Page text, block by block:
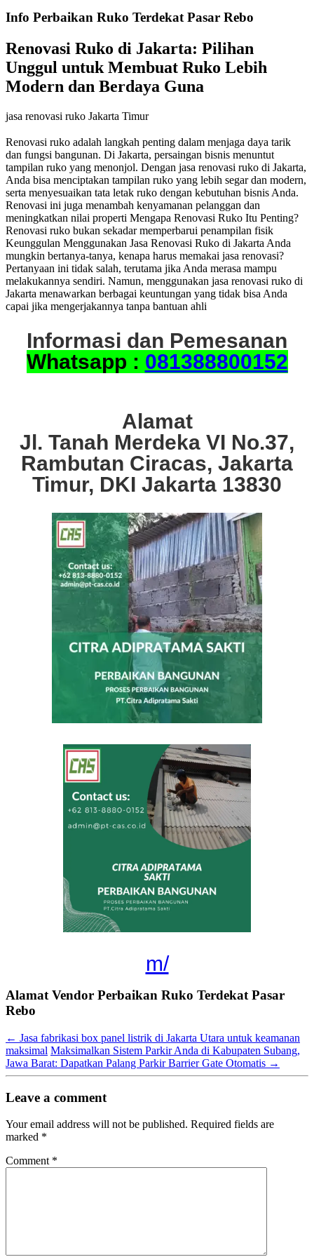
Info Perbaikan Ruko Terdekat Pasar Rebo
Renovasi Ruko di Jakarta: Pilihan
Unggul untuk Membuat Ruko Lebih
Modern dan Berdaya Guna
jasa renovasi ruko Jakarta Timur
Renovasi ruko adalah langkah penting dalam menjaga daya tarik
dan fungsi bangunan. Di Jakarta, persaingan bisnis menuntut
tampilan ruko yang menonjol. Dengan jasa renovasi ruko di Jakarta,
Anda bisa menciptakan tampilan ruko yang lebih segar dan modern,
serta menyesuaikan tata letak ruko dengan kebutuhan bisnis Anda.
Renovasi ini juga menambah kenyamanan pelanggan dan
meningkatkan nilai properti Mengapa Renovasi Ruko Itu Penting?
Renovasi ruko bukan sekadar memperbarui penampilan fisik
Keunggulan Menggunakan Jasa Renovasi Ruko di Jakarta Anda
mungkin bertanya-tanya, kenapa harus memakai jasa renovasi?
Pertanyaan ini tidak salah, terutama jika Anda merasa mampu
melakukannya sendiri. Namun, menggunakan jasa renovasi ruko di
Jakarta menawarkan berbagai keuntungan yang tidak bisa Anda
capai jika mengerjakannya tanpa bantuan ahli
Informasi dan Pemesanan
Whatsapp : 081388800152
Alamat
Jl. Tanah Merdeka VI No.37,
Rambutan Ciracas, Jakarta
Timur, DKI Jakarta 13830
m/
Alamat Vendor Perbaikan Ruko Terdekat Pasar
Rebo
← Jasa fabrikasi box panel listrik di Jakarta Utara untuk keamanan
maksimal Maksimalkan Sistem Parkir Anda di Kabupaten Subang,
Jawa Barat: Dapatkan Palang Parkir Barrier Gate Otomatis →
Leave a comment
Your email address will not be published. Required fields are
marked *
Comment *